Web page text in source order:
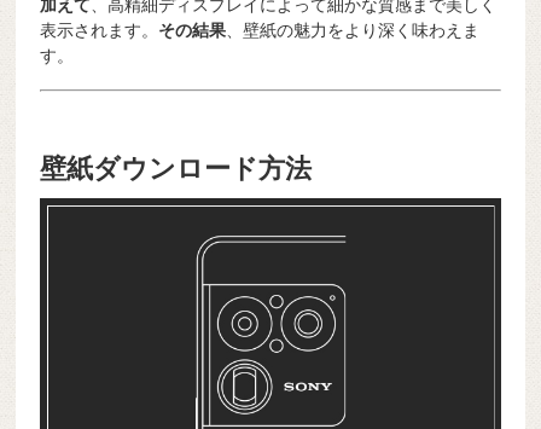
加えて 、高精細ディスプレイによって細かな質感まで美しく
表示されます。 その結果 、壁紙の魅力をより深く味わえま
す。
壁紙ダウンロード方法